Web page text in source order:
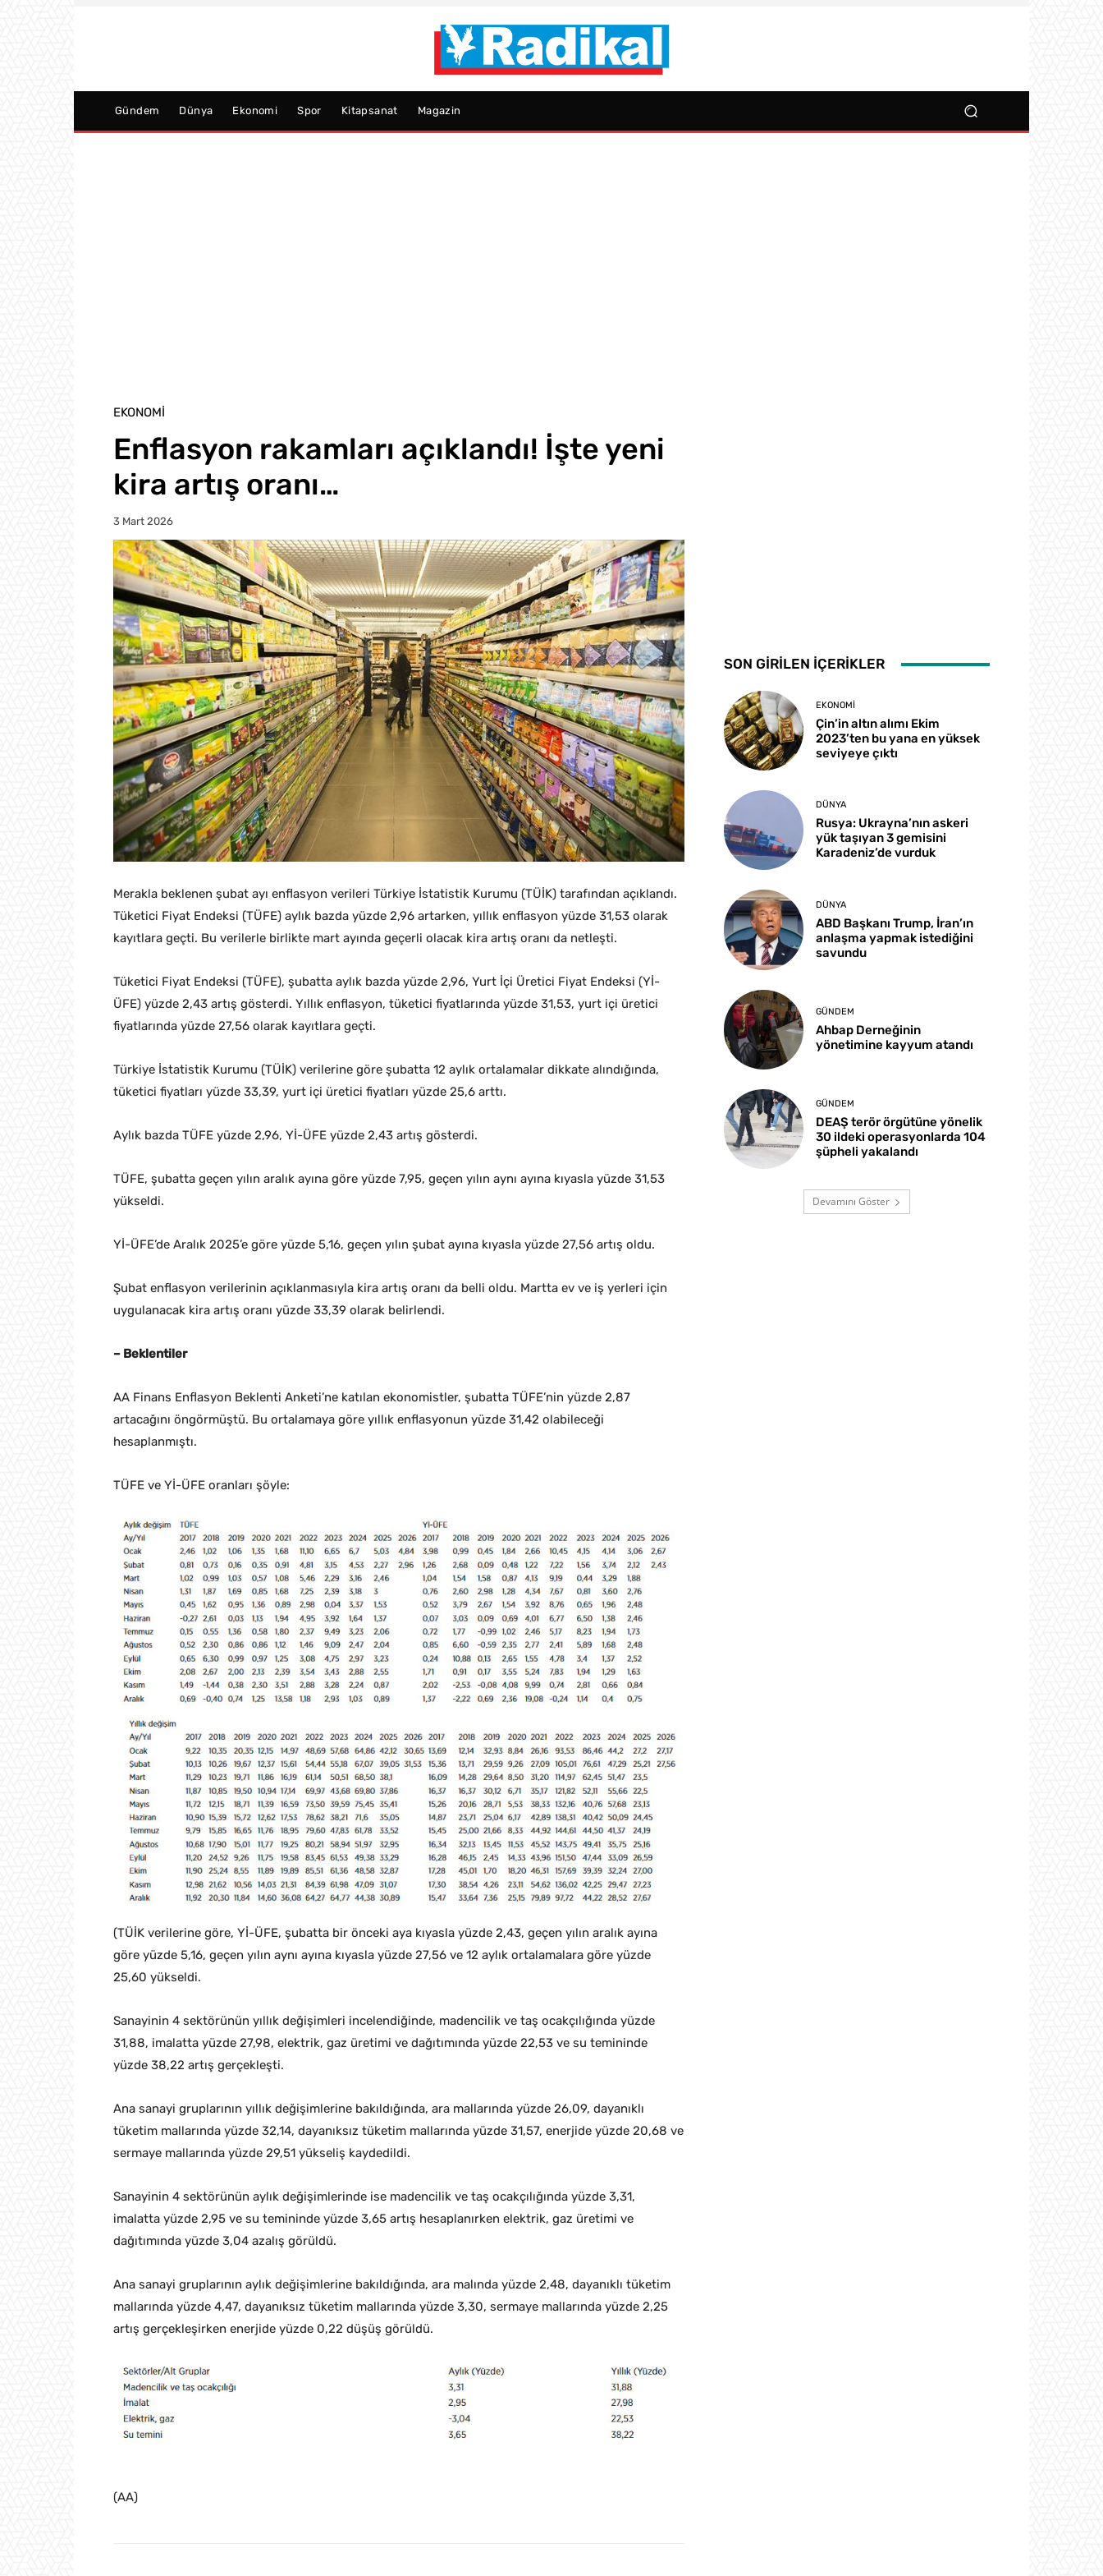
Gündem Dünya Ekonomi Spor Kitapsanat Magazin
EKONOMI
Enflasyon rakamları açıklandı! İşte yeni
kira artış oranı…
3 Mart 2026
Merakla beklenen şubat ayı enflasyon verileri Türkiye İstatistik Kurumu (TÜİK) tarafından açıklandı.
Tüketici Fiyat Endeksi (TÜFE) aylık bazda yüzde 2,96 artarken, yıllık enflasyon yüzde 31,53 olarak
kayıtlara geçti. Bu verilerle birlikte mart ayında geçerli olacak kira artış oranı da netleşti.
Tüketici Fiyat Endeksi (TÜFE), şubatta aylık bazda yüzde 2,96, Yurt İçi Üretici Fiyat Endeksi (Yİ-
ÜFE) yüzde 2,43 artış gösterdi. Yıllık enflasyon, tüketici fiyatlarında yüzde 31,53, yurt içi üretici
fiyatlarında yüzde 27,56 olarak kayıtlara geçti.
Türkiye İstatistik Kurumu (TÜİK) verilerine göre şubatta 12 aylık ortalamalar dikkate alındığında,
tüketici fiyatları yüzde 33,39, yurt içi üretici fiyatları yüzde 25,6 arttı.
Aylık bazda TÜFE yüzde 2,96, Yİ-ÜFE yüzde 2,43 artış gösterdi.
TÜFE, şubatta geçen yılın aralık ayına göre yüzde 7,95, geçen yılın aynı ayına kıyasla yüzde 31,53
yükseldi.
Yİ-ÜFE’de Aralık 2025’e göre yüzde 5,16, geçen yılın şubat ayına kıyasla yüzde 27,56 artış oldu.
Şubat enflasyon verilerinin açıklanmasıyla kira artış oranı da belli oldu. Martta ev ve iş yerleri için
uygulanacak kira artış oranı yüzde 33,39 olarak belirlendi.
– Beklentiler
AA Finans Enflasyon Beklenti Anketi’ne katılan ekonomistler, şubatta TÜFE’nin yüzde 2,87
artacağını öngörmüştü. Bu ortalamaya göre yıllık enflasyonun yüzde 31,42 olabileceği
hesaplanmıştı.
TÜFE ve Yİ-ÜFE oranları şöyle:
(TÜİK verilerine göre, Yİ-ÜFE, şubatta bir önceki aya kıyasla yüzde 2,43, geçen yılın aralık ayına
göre yüzde 5,16, geçen yılın aynı ayına kıyasla yüzde 27,56 ve 12 aylık ortalamalara göre yüzde
25,60 yükseldi.
Sanayinin 4 sektörünün yıllık değişimleri incelendiğinde, madencilik ve taş ocakçılığında yüzde
31,88, imalatta yüzde 27,98, elektrik, gaz üretimi ve dağıtımında yüzde 22,53 ve su temininde
yüzde 38,22 artış gerçekleşti.
Ana sanayi gruplarının yıllık değişimlerine bakıldığında, ara mallarında yüzde 26,09, dayanıklı
tüketim mallarında yüzde 32,14, dayanıksız tüketim mallarında yüzde 31,57, enerjide yüzde 20,68 ve
sermaye mallarında yüzde 29,51 yükseliş kaydedildi.
Sanayinin 4 sektörünün aylık değişimlerinde ise madencilik ve taş ocakçılığında yüzde 3,31,
imalatta yüzde 2,95 ve su temininde yüzde 3,65 artış hesaplanırken elektrik, gaz üretimi ve
dağıtımında yüzde 3,04 azalış görüldü.
Ana sanayi gruplarının aylık değişimlerine bakıldığında, ara malında yüzde 2,48, dayanıklı tüketim
mallarında yüzde 4,47, dayanıksız tüketim mallarında yüzde 3,30, sermaye mallarında yüzde 2,25
artış gerçekleşirken enerjide yüzde 0,22 düşüş görüldü.
(AA)
SON GİRİLEN İÇERİKLER
EKONOMI
Çin’in altın alımı Ekim
2023’ten bu yana en yüksek
seviyeye çıktı
DÜNYA
Rusya: Ukrayna’nın askeri
yük taşıyan 3 gemisini
Karadeniz’de vurduk
DÜNYA
ABD Başkanı Trump, İran’ın
anlaşma yapmak istediğini
savundu
GÜNDEM
Ahbap Derneğinin
yönetimine kayyum atandı
GÜNDEM
DEAŞ terör örgütüne yönelik
30 ildeki operasyonlarda 104
şüpheli yakalandı
Devamını Göster